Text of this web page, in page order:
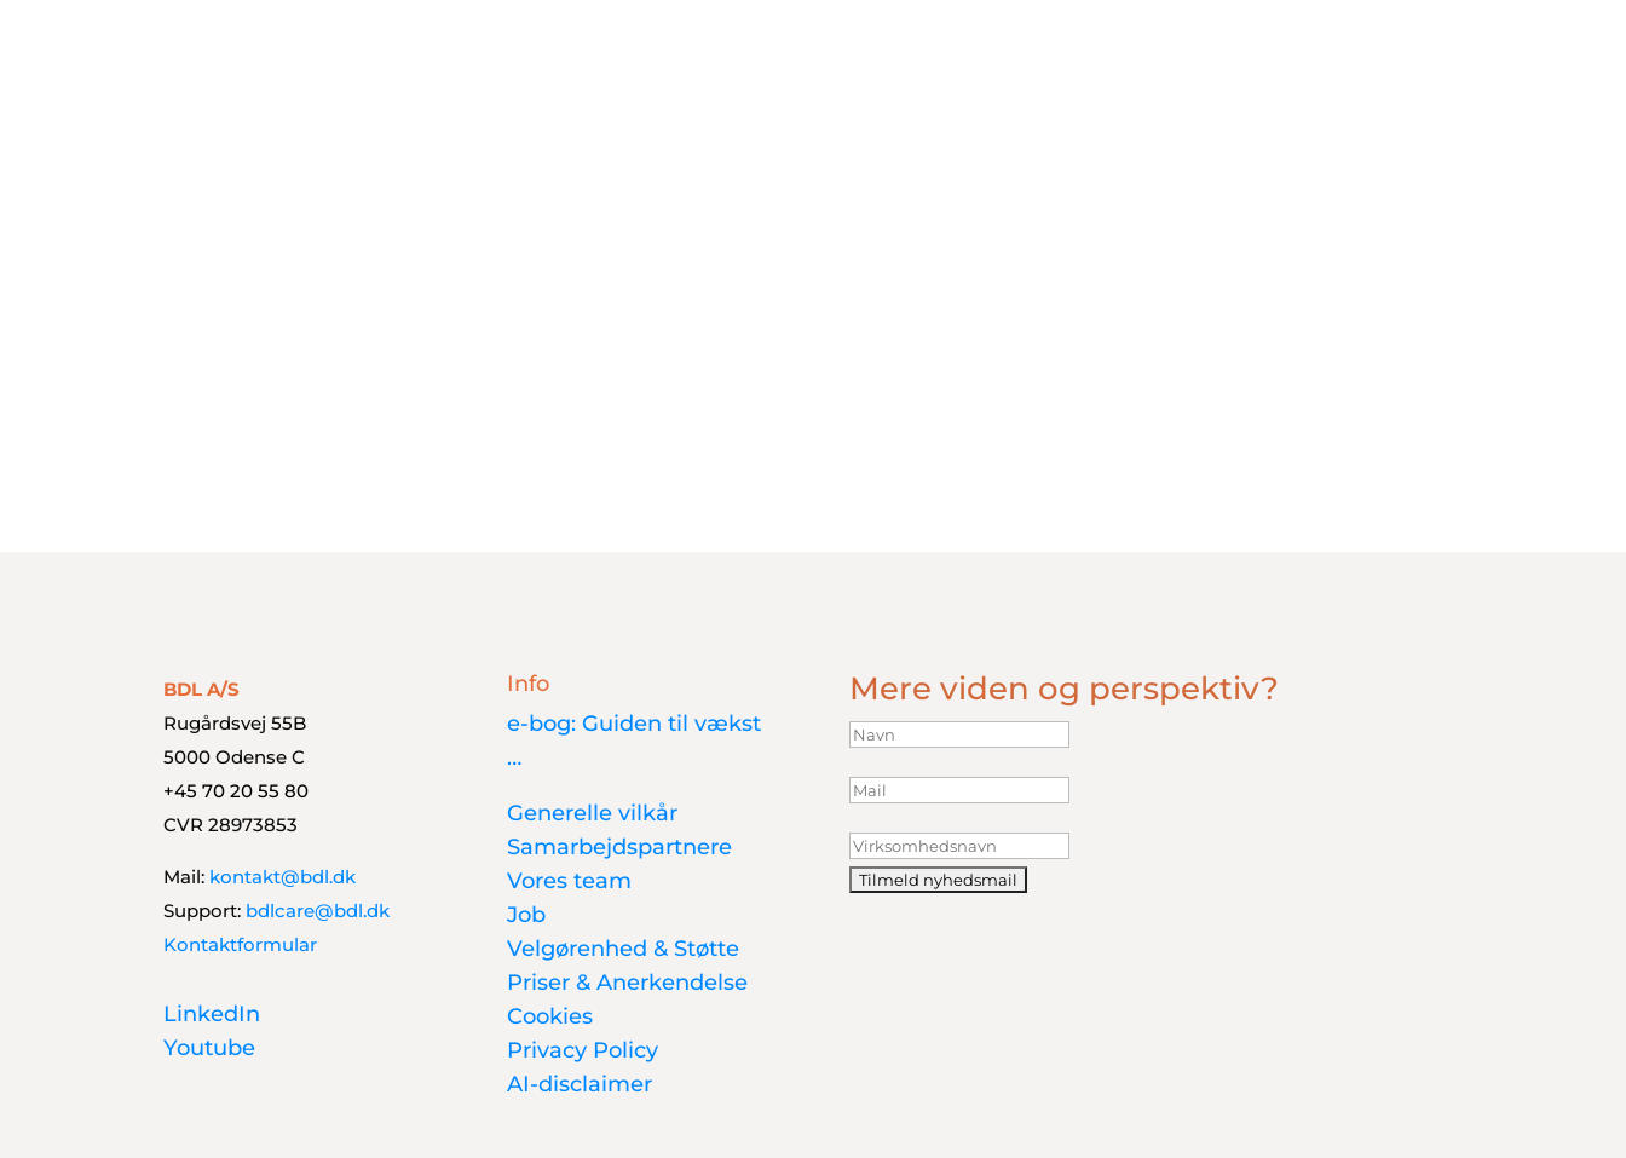
BDL A/S
Rugårdsvej 55B
5000 Odense C
+45 70 20 55 80
CVR 28973853
Mail: kontakt@bdl.dk
Support: bdlcare@bdl.dk
Kontaktformular
LinkedIn
Youtube
Info
e-bog: Guiden til vækst
…
Generelle vilkår
Samarbejdspartnere
Vores team
Job
Velgørenhed & Støtte
Priser & Anerkendelse
Cookies
Privacy Policy
AI-disclaimer
Mere viden og perspektiv?